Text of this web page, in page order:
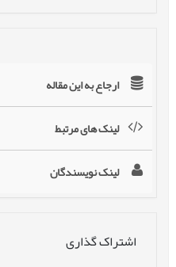
ارجاع به این مقاله
لینک های مرتبط
لینک نویسندگان
اشتراک گذاری